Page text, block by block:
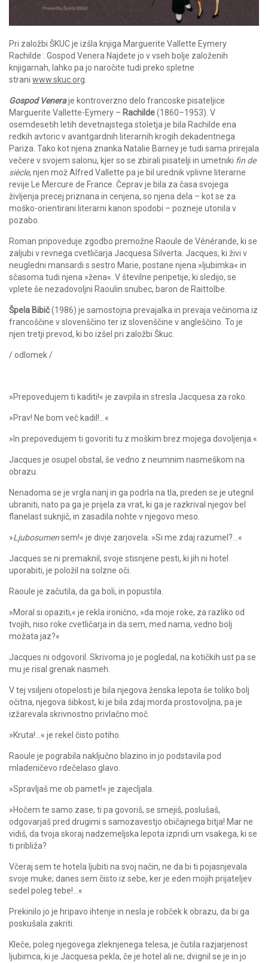
Pri založbi ŠKUC je izšla knjiga Marguerite Vallette Eymery
Rachilde : Gospod Venera Najdete jo v vseh bolje založenih
knjigarnah, lahko pa jo naročite tudi preko spletne
strani www.skuc.org
Gospod Veneraje kontroverzno delo francoske pisateljice
Marguerite Vallette-Eymery – Rachilde(1860–1953). V
osemdesetih letih devetnajstega stoletja je bila Rachilde ena
redkih avtoric v avantgardnih literarnih krogih dekadentnega
Pariza. Tako kot njena znanka Natalie Barney je tudi sama prirejala
večere v svojem salonu, kjer so se zbirali pisatelji in umetniki fin de
siècle, njen mož Alfred Vallette pa je bil urednik vplivne literarne
revije Le Mercure de France. Čeprav je bila za časa svojega
življenja precej priznana in cenjena, so njena dela – kot se za
moško-orientirani literarni kanon spodobi – pozneje utonila v
pozabo.
Roman pripoveduje zgodbo premožne Raoule de Vénérande, ki se
zaljubi v revnega cvetličarja Jacquesa Silverta. Jacques, ki živi v
neugledni mansardi s sestro Marie, postane njena »ljubimka« in
sčasoma tudi njena »žena«. V številne peripetije, ki sledijo, se
vplete še nezadovoljni Raoulin snubec, baron de Raittolbe.
Špela Bibič(1986) je samostojna prevajalka in prevaja večinoma iz
francoščine v slovenščino ter iz slovenščine v angleščino. To je
njen tretji prevod, ki bo izšel pri založbi Škuc.
/ odlomek /
»Prepovedujem ti kaditi!« je zavpila in stresla Jacquesa za roko.
»Prav! Ne bom več kadil!…«
»In prepovedujem ti govoriti tu z moškim brez mojega dovoljenja.«
Jacques je osupel obstal, še vedno z neumnim nasmeškom na
obrazu.
Nenadoma se je vrgla nanj in ga podrla na tla, preden se je utegnil
ubraniti, nato pa ga je prijela za vrat, ki ga je razkrival njegov bel
flanelast suknjič, in zasadila nohte v njegovo meso.
»Ljubosumensem!« je divje zarjovela. »Si me zdaj razumel?…«
Jacques se ni premaknil, svoje stisnjene pesti, ki jih ni hotel
uporabiti, je položil na solzne oči.
Raoule je začutila, da ga boli, in popustila.
»Moral si opaziti,« je rekla ironično, »da moje roke, za razliko od
tvojih, niso roke cvetličarja in da sem, med nama, vedno bolj
možata jaz?«
Jacques ni odgovoril. Skrivoma jo je pogledal, na kotičkih ust pa se
mu je risal grenak nasmeh.
V tej vsiljeni otopelosti je bila njegova ženska lepota še toliko bolj
očitna, njegova šibkost, ki je bila zdaj morda prostovoljna, pa je
izžarevala skrivnostno privlačno moč.
»Kruta!…« je rekel čisto potiho.
Raoule je pograbila naključno blazino in jo podstavila pod
mladeničevo rdečelaso glavo.
»Spravljaš me ob pamet!« je zajecljala.
»Hočem te samo zase, ti pa govoriš, se smejiš, poslušaš,
odgovarjaš pred drugimi s samozavestjo običajnega bitja! Mar ne
vidiš, da tvoja skoraj nadzemeljska lepota izpridi um vsakega, ki se
ti približa?
Včeraj sem te hotela ljubiti na svoj način, ne da bi ti pojasnjevala
svoje muke; danes sem čisto iz sebe, ker je eden mojih prijateljev
sedel poleg tebe!…«
Prekinilo jo je hripavo ihtenje in nesla je robček k obrazu, da bi ga
poskušala zakriti.
Kleče, poleg njegovega zleknjenega telesa, je čutila razjarjenost
ljubimca, ki je Jacquesa pekla, če je hotel ali ne; dvignil se je in jo